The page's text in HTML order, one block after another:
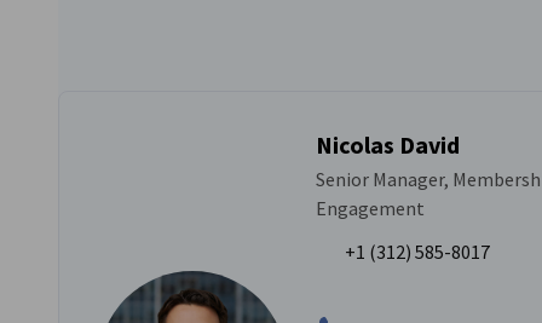
Nicolas David
Senior Manager,
Engagement
+1 (312) 585-8017